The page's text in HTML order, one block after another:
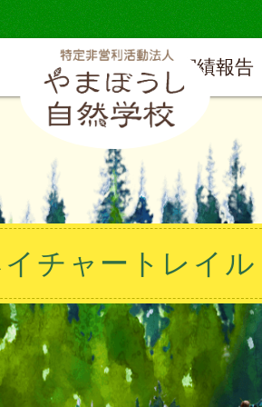
実績報告
イチャートレイル